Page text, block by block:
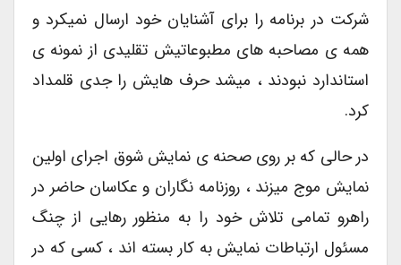
شرکت در برنامه را برای آشنایان خود ارسال نمیکرد و
همه ی مصاحبه های مطبوعاتیش تقلیدی از نمونه ی
استاندارد نبودند ، میشد حرف هایش را جدی قلمداد
کرد.
در حالی که بر روی صحنه ی نمایش شوق اجرای اولین
نمایش موج میزند ، روزنامه نگاران و عکاسان حاضر در
راهرو تمامی تلاش خود را به منظور رهایی از چنگ
مسئول ارتباطات نمایش به کار بسته اند ، کسی که در